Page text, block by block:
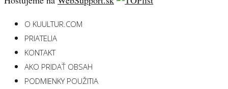
O KUULTUR.COM
PRIATELIA
KONTAKT
AKO PRIDAŤ OBSAH
PODMIENKY POUŽITIA